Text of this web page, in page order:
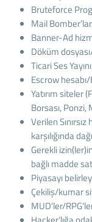
Bruteforce
Mail
Banner-Ad
Döküm
Ticari Ses
Escrow
Yatırım siteler
Borsası,
Verilen
karşılığında
Gerekli
bağlı madde
Piyasayı
Çekiliş/kumar
MUD’ler/